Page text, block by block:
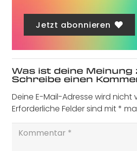
Jetzt abonnieren
Was ist deine
Schreibe einen
Deine E-Mail-Adresse wird nicht
Erforderliche Felder sind mit*